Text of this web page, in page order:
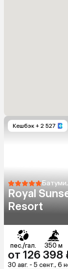
Кешбэк + 2 527
Royal
Resort
пес./гал. 350 м
от 126 398
30 авг. - 5 сент., 6